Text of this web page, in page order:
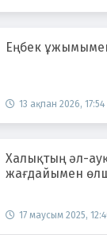
Еңбек
13 ақпан 2026, 17:54
Халықтың әл-
жағдайымен
17 маусым 2025,